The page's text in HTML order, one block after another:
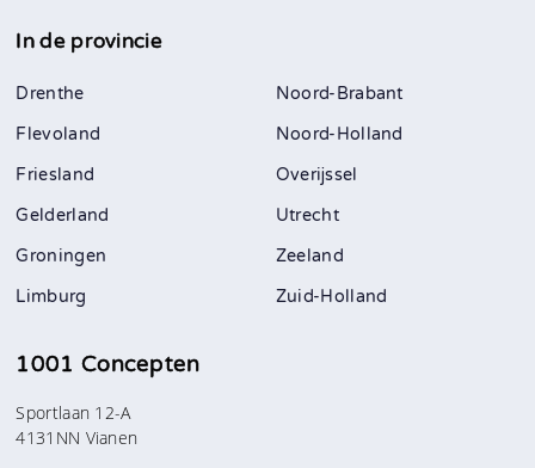
In de provincie
Drenthe
Flevoland
Friesland
Gelderland
Groningen
Limburg
Noord-Brabant
Noord-Holland
Overijssel
Utrecht
Zeeland
Zuid-Holland
1001 Concepten
Sportlaan 12-A
4131NN Vianen